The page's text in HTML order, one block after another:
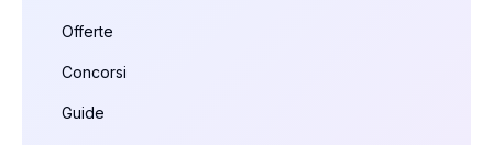
Offerte
Concorsi
Guide